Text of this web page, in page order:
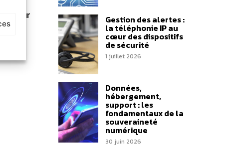
pour
Gestion des alertes :
la téléphonie IP au
cœur des dispositifs
de sécurité
1 juillet 2026
Données,
hébergement,
support : les
fondamentaux de la
souveraineté
numérique
30 juin 2026